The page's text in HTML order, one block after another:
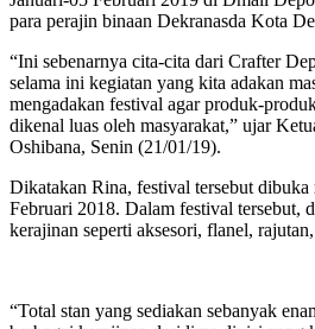
para perajin binaan Dekranasda Kota
“Ini sebenarnya cita-cita dari Crafter
selama ini kegiatan yang kita adakan
mengadakan festival agar produk-
dikenal luas oleh masyarakat,” ujar
Oshibana, Senin (21/01/19).
Dikatakan Rina, festival tersebut
Februari 2018. Dalam festival tersebut,
kerajinan seperti aksesori, flanel,
“Total stan yang sediakan sebanyak